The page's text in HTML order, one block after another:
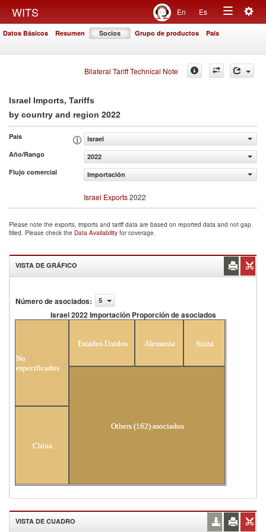
WITS En Es
Toggle
Datos Básicos Resumen Socios Grupo de productos País
Bilateral Tariff Technical Note
Israel Imports, Tariffs
by country and region 2022
País
Israel
Año/Rango
2022
Flujo comercial
Importación
Israel Exports2022
Please note the exports, imports and tariff data are based on reported data and not gap
filled. Please check the Data Availability for coverage.
VISTA DE GRÁFICO
Número de asociados: 5
Israel 2022 Importación Proporción de asociados
No
especificados
China
Estados Unidos Alemania Suiza
Others (162) asociados
VISTA DE CUADRO